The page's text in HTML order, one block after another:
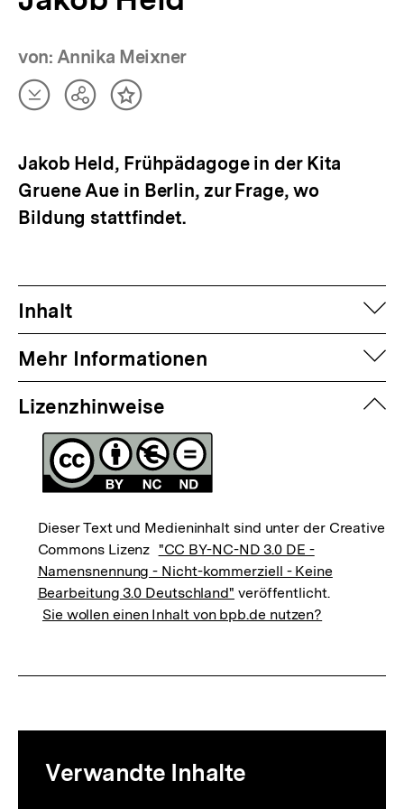
von: Annika Meixner
Artikel
herunterladen
TeilenInhalt
Jakob Held, Frühpädagoge in der Kita
Gruene Aue in Berlin, zur Frage, wo
Bildung stattfindet.
Inhalt
Mehr Informationen
Lizenzhinweise
Dieser Text und Medieninhalt sind unter der Creative
Commons Lizenz "CC BY-NC-ND 3.0 DE -
Namensnennung - Nicht-kommerziell - Keine
Bearbeitung 3.0 Deutschland" veröffentlicht.
Sie wollen einen Inhalt von bpb.de nutzen?
zur
Verwandte Inhalte